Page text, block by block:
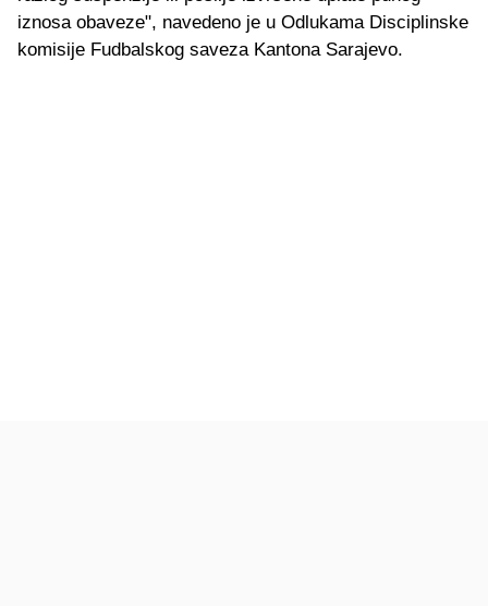
iznosa obaveze", navedeno je u Odlukama Disciplinske
komisije Fudbalskog saveza Kantona Sarajevo.